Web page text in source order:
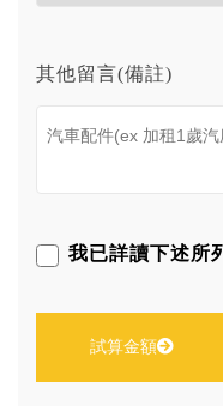
其他留言(備註)
我已詳讀下述所
試算金額